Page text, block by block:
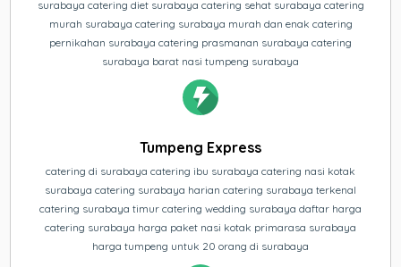
surabaya catering diet surabaya catering sehat surabaya catering
murah surabaya catering surabaya murah dan enak catering
pernikahan surabaya catering prasmanan surabaya catering
surabaya barat nasi tumpeng surabaya
Tumpeng Express
catering di surabaya catering ibu surabaya catering nasi kotak
surabaya catering surabaya harian catering surabaya terkenal
catering surabaya timur catering wedding surabaya daftar harga
catering surabaya harga paket nasi kotak primarasa surabaya
harga tumpeng untuk 20 orang di surabaya